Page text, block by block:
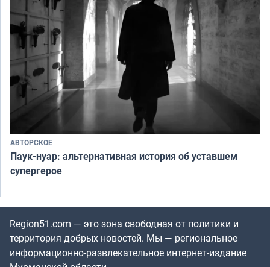
АВТОРСКОЕ
Паук-нуар: альтернативная история об уставшем
супергерое
Region51.com — это зона свободная от политики и
территория добрых новостей. Мы — региональное
информационно-развлекательное интернет-издание